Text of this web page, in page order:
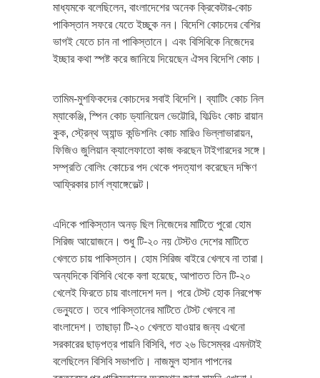
মাধ্যমকে বলেছিলেন, বাংলাদেশের অনেক ক্রিকেটার-কোচ
পাকিস্তান সফরে যেতে ইচ্ছুক নন। বিদেশি কোচদের বেশির
ভাগই যেতে চান না পাকিস্তানে। এবং বিসিবিকে নিজেদের
ইচ্ছার কথা স্পষ্ট করে জানিয়ে দিয়েছেন ঐসব বিদেশি কোচ।
তামিম-মুশফিকদের কোচদের সবাই বিদেশি। ব্যাটিং কোচ নিল
ম্যাকেঞ্জি, স্পিন কোচ ড্যানিয়েল ভেট্টোরি, ফিল্ডিং কোচ রায়ান
কুক, স্ট্রেন্থ অ্যান্ড কন্ডিশনিং কোচ মারিও ভিল্লাভারায়ন,
ফিজিও জুলিয়ান ক্যালেফাতো কাজ করছেন টাইগারদের সঙ্গে।
সম্প্রতি বোলিং কোচের পদ থেকে পদত্যাগ করেছেন দক্ষিণ
আফ্রিকার চার্ল ল্যাঙ্গেভেল্ট।
এদিকে পাকিস্তান অনড় ছিল নিজেদের মাটিতে পুরো হোম
সিরিজ আয়োজনে। শুধু টি-২০ নয় টেস্টও দেশের মাটিতে
খেলতে চায় পাকিস্তান। হোম সিরিজ বাইরে খেলবে না তারা।
অন্যদিকে বিসিবি থেকে বলা হয়েছে, আপাতত তিন টি-২০
খেলেই ফিরতে চায় বাংলাদেশ দল। পরে টেস্ট হোক নিরপেক্ষ
ভেন্যুতে। তবে পাকিস্তানের মাটিতে টেস্ট খেলবে না
বাংলাদেশ। তাছাড়া টি-২০ খেলতে যাওয়ার জন্য এখনো
সরকারের ছাড়পত্র পায়নি বিসিবি, গত ২৬ ডিসেম্বর এমনটাই
বলেছিলেন বিসিবি সভাপতি। নাজমুল হাসান পাপনের